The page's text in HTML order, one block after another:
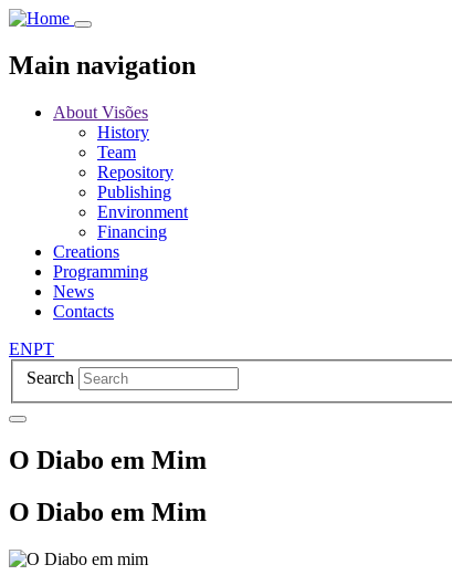
Skip
main
content
Main navigation
About Visões
History
Team
Repository
Publishing
Environment
Financing
Creations
Programming
News
Contacts
ENPT
Search
O Diabo em Mim
O Diabo em Mim